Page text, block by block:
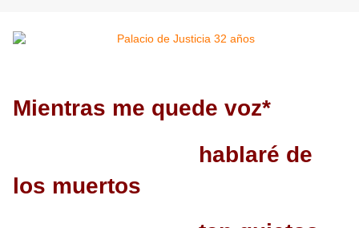
Mientras me quede voz*
hablaré de
los muertos